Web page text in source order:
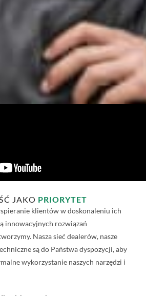
JAKO PRIORYTET
klientów w doskonaleniu ich
innowacyjnych rozwiązań
Nasza sieć dealerów, nasze
są do Państwa dyspozycji, aby
wykorzystanie naszych narzędzi i